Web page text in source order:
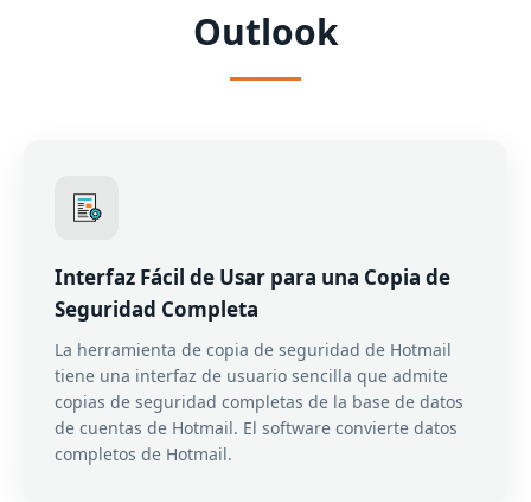
Outlook
Interfaz Fácil de Usar para una Copia de
Seguridad Completa
La herramienta de copia de seguridad de Hotmail
tiene una interfaz de usuario sencilla que admite
copias de seguridad completas de la base de datos
de cuentas de Hotmail. El software convierte datos
completos de Hotmail.